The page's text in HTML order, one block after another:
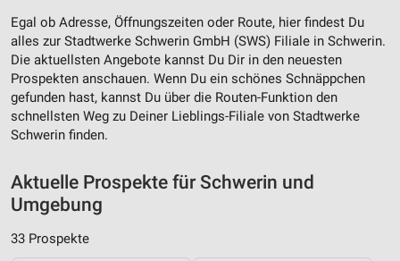
Egal ob Adresse, Öffnungszeiten oder Route, hier findest Du
alles zur Stadtwerke Schwerin GmbH (SWS) Filiale in Schwerin.
Die aktuellsten Angebote kannst Du Dir in den neuesten
Prospekten anschauen. Wenn Du ein schönes Schnäppchen
gefunden hast, kannst Du über die Routen-Funktion den
schnellsten Weg zu Deiner Lieblings-Filiale von Stadtwerke
Schwerin finden.
Aktuelle Prospekte für Schwerin und
Umgebung
33 Prospekte